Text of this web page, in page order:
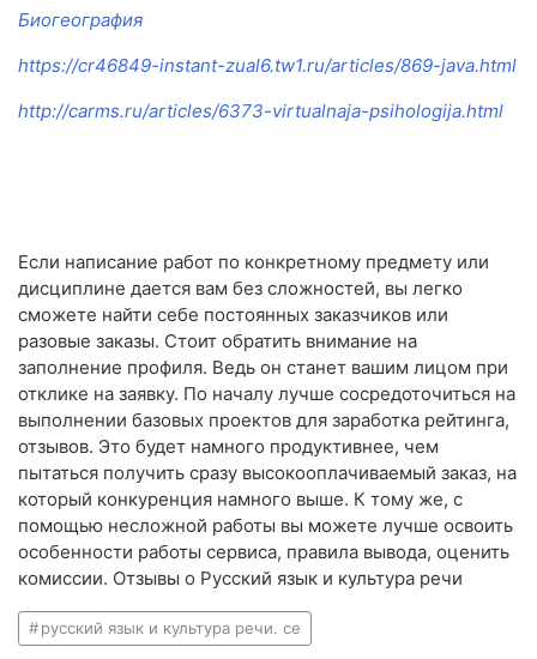
Биогеография
https://cr46849-instant-zual6.tw1.ru/articles/869-java.html
http://carms.ru/articles/6373-virtualnaja-psihologija.html
Если написание работ по конкретному предмету или
дисциплине дается вам без сложностей, вы легко
сможете найти себе постоянных заказчиков или
разовые заказы. Стоит обратить внимание на
заполнение профиля. Ведь он станет вашим лицом при
отклике на заявку. По началу лучше сосредоточиться на
выполнении базовых проектов для заработка рейтинга,
отзывов. Это будет намного продуктивнее, чем
пытаться получить сразу высокооплачиваемый заказ, на
который конкуренция намного выше. К тому же, с
помощью несложной работы вы можете лучше освоить
особенности работы сервиса, правила вывода, оценить
комиссии. Отзывы о Русский язык и культура речи
русский язык и культура речи. се